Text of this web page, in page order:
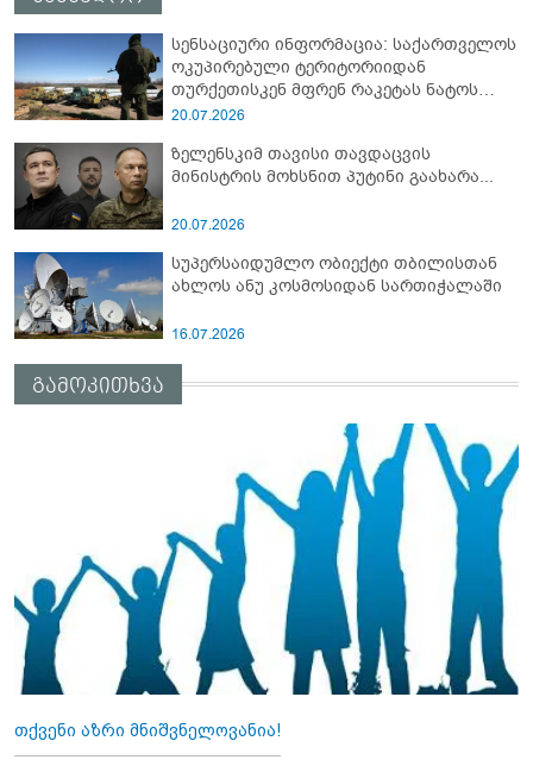
სენსაციური ინფორმაცია: საქართველოს
ოკუპირებული ტერიტორიიდან
თურქეთისკენ მფრენ რაკეტას ნატოს
სამიტი კინაღამ ჩაუშლია
20.07.2026
ზელენსკიმ თავისი თავდაცვის
მინისტრის მოხსნით პუტინი გაახარა...
20.07.2026
სუპერსაიდუმლო ობიექტი თბილისთან
ახლოს ანუ კოსმოსიდან სართიჭალაში
16.07.2026
გამოკითხვა
თქვენი აზრი მნიშვნელოვანია!